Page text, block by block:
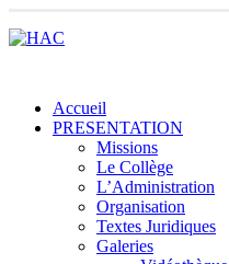
Accueil
PRESENTATION
Missions
Le Collège
L’Administration
Organisation
Textes Juridiques
Galeries